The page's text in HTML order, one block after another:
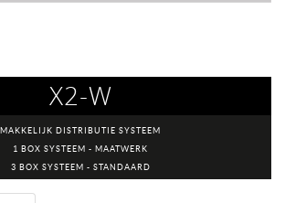
X2-W
MAKKELIJK DISTRIBUTIE SYSTEEM
1 BOX SYSTEEM - MAATWERK
3 BOX SYSTEEM - STANDAARD